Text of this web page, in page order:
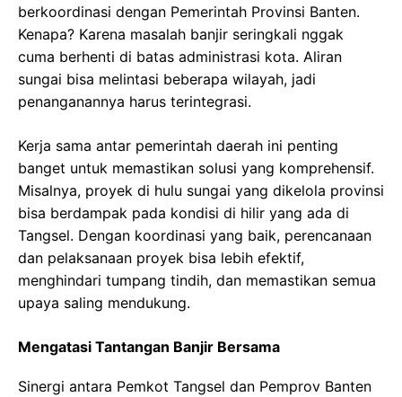
berkoordinasi dengan Pemerintah Provinsi Banten.
Kenapa? Karena masalah banjir seringkali nggak
cuma berhenti di batas administrasi kota. Aliran
sungai bisa melintasi beberapa wilayah, jadi
penanganannya harus terintegrasi.
Kerja sama antar pemerintah daerah ini penting
banget untuk memastikan solusi yang komprehensif.
Misalnya, proyek di hulu sungai yang dikelola provinsi
bisa berdampak pada kondisi di hilir yang ada di
Tangsel. Dengan koordinasi yang baik, perencanaan
dan pelaksanaan proyek bisa lebih efektif,
menghindari tumpang tindih, dan memastikan semua
upaya saling mendukung.
Mengatasi Tantangan Banjir Bersama
Sinergi antara Pemkot Tangsel dan Pemprov Banten